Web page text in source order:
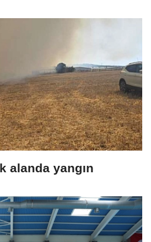
alanda yangın